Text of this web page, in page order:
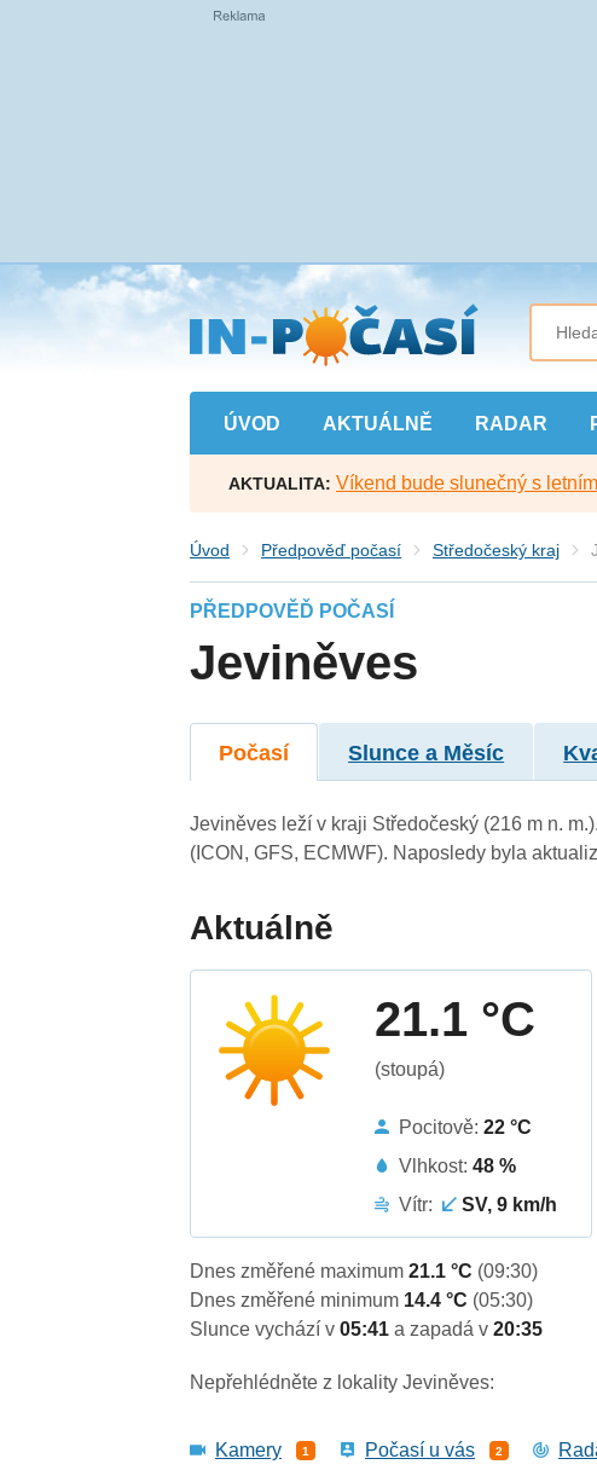
Přejít
na
hlavní
obsah
ÚVOD AKTUÁLNĚ RADAR
AKTUALITA: Víkend bude slunečný s
Úvod Předpověď počasí Středočeský kraj
PŘEDPOVĚĎ POČASÍ
Jeviněves
Počasí Slunce a Měsíc
Jeviněves leží v kraji Středočeský (216 m n.
(ICON, GFS, ECMWF). Naposledy byla
Aktuálně
21.1 °C
(stoupá)
Pocitově:22 °C
Vlhkost:48 %
Vítr:
SV, 9 km/h
Dnes změřené maximum21.1 °C (09:30)
Dnes změřené minimum 14.4 °C (05:30)
Slunce vychází v05:41a zapadá v20:35
Nepřehlédněte z lokality Jeviněves:
Kamery 1 Počasí u vás 2